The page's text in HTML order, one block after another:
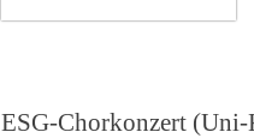
ESG-Chorkonzert